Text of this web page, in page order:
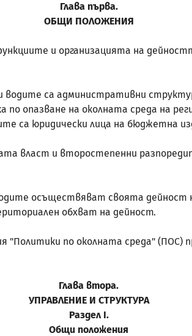
Глава първа.
ОБЩИ ПОЛОЖЕНИЯ
и организацията на
водите са административни
опазване на околната среда на
са юридически лица на бюджетна
власт и второстепенни
осъществяват своята
обхват на дейност.
"Политики по околната среда"
Глава втора.
УПРАВЛЕНИЕ И СТРУКТУРА
Раздел I.
Общи положения